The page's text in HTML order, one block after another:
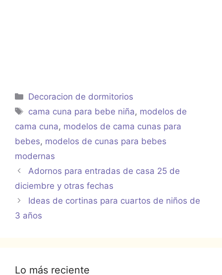
Categorías
Decoracion de dormitorios
Etiquetas
cama cuna para bebe niña, modelos de
cama cuna, modelos de cama cunas para
bebes, modelos de cunas para bebes
modernas
Adornos para entradas de casa 25 de
diciembre y otras fechas
Ideas de cortinas para cuartos de niños de
3 años
Lo más reciente